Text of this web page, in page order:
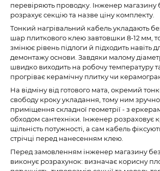
перевіряють проводку. Інженер магазину
розрахує секцію та назве ціну комплекту.
Тонкий нагрівальний кабель укладають
шар плиткового клею завтовшки 8-12 мм,
змінює рівень підлоги й підходить навіть
демонтажу основи. Завдяки малому
швидко виходить на робочу температуру
прогріває керамічну плитку чи
На відміну від готового мата, окремий
свободу кроку укладання, тому ним
приміщення складної геометрії - з
обходом сантехніки. Інженер розраховує
щільність потужності, а сам кабель
стрічці перед нанесенням клею.
Перед замовленням інженер магазину
виконує розрахунок: визначає корисну